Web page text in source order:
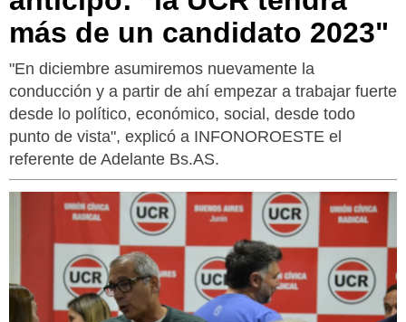
más de un candidato 2023"
"En diciembre asumiremos nuevamente la
conducción y a partir de ahí empezar a trabajar fuerte
desde lo político, económico, social, desde todo
punto de vista", explicó a INFONOROESTE el
referente de Adelante Bs.AS.